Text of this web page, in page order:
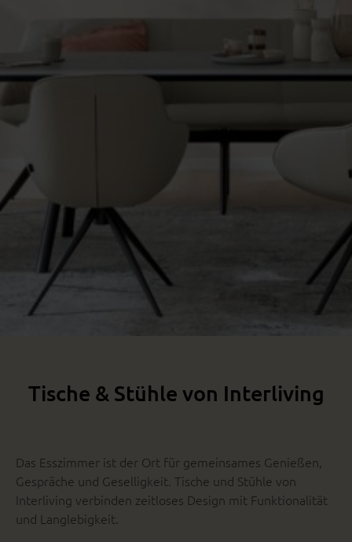
Tische & Stühle von Interliving
Das Esszimmer ist der Ort für gemeinsames Genießen,
Gespräche und Geselligkeit. Tische und Stühle von
Interliving verbinden zeitloses Design mit Funktionalität
und Langlebigkeit.